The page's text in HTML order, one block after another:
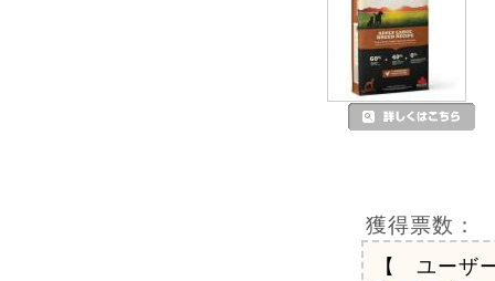
獲得票数：
【 ユーザ